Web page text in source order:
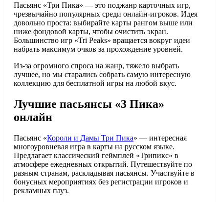
Пасьянс «Три Пика» — это поджанр карточных игр,
чрезвычайно популярных среди онлайн-игроков. Идея
довольно проста: выбирайте карты рангом выше или
ниже фондовой карты, чтобы очистить экран.
Большинство игр «Tri Peaks» вращается вокруг идеи
набрать максимум очков за прохождение уровней.
Из-за огромного спроса на жанр, тяжело выбрать
лучшее, но мы старались собрать самую интересную
коллекцию для бесплатной игры на любой вкус.
Лучшие пасьянсы «3 Пика»
онлайн
Пасьянс «Короли и Дамы Три Пика» — интересная
многоуровневая игра в карты на русском языке.
Предлагает классический геймплей «Трипикс» в
атмосфере ежедневных открытий. Путешествуйте по
разным странам, раскладывая пасьянсы. Участвуйте в
бонусных мероприятиях без регистрации игроков и
рекламных пауз.